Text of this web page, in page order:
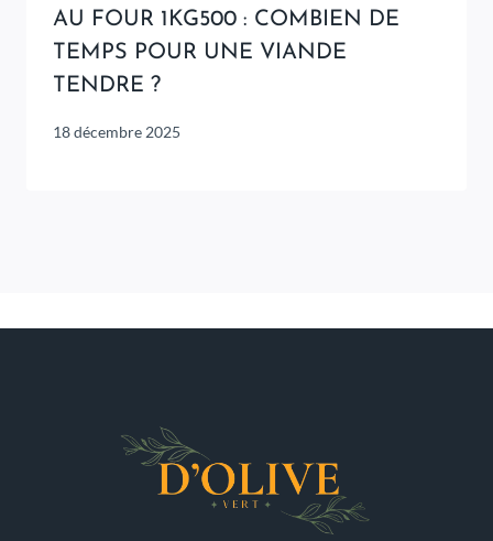
AU FOUR 1KG500 : COMBIEN DE
TEMPS POUR UNE VIANDE
TENDRE ?
18 décembre 2025